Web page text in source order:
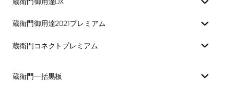
蔵衛門御用達2021プレミアム
蔵衛門コネクトプレミアム
蔵衛門一括黒板